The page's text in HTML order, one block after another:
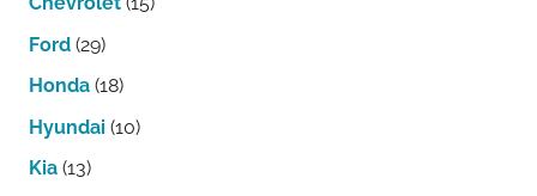
Ford (29)
Honda (18)
Hyundai (10)
Kia (13)